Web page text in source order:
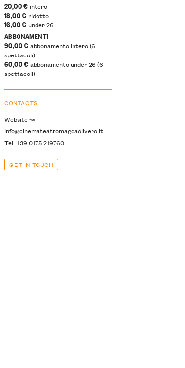
20,00 € intero
18,00 € ridotto
16,00 € under 26
ABBONAMENTI
90,00 € abbonamento intero (6
spettacoli)
60,00 € abbonamento under 26 (6
spettacoli)
CONTACTS
Website ↝
info@cinemateatromagdaolivero.it
Tel: +39 0175 219760
GET IN TOUCH